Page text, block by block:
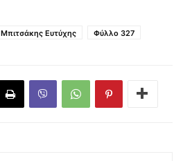
Μπιτσάκης Ευτύχης Φύλλο 327